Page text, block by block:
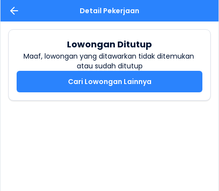
Detail Pekerjaan
Lowongan Ditutup
Maaf, lowongan yang ditawarkan tidak ditemukan
atau sudah ditutup
Cari Lowongan Lainnya